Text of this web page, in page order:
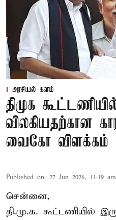
அரசியல் களம்
திமுக
விலகியதற்கான
வைகோ விளக்கம்
Published on: 27 Jun 2026, 11:19 am
சென்னை,
தி.மு.க. கூட்டணியில்